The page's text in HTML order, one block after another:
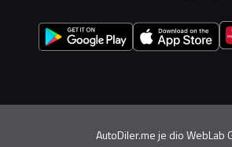
AutoDiler.me je dioWebLab